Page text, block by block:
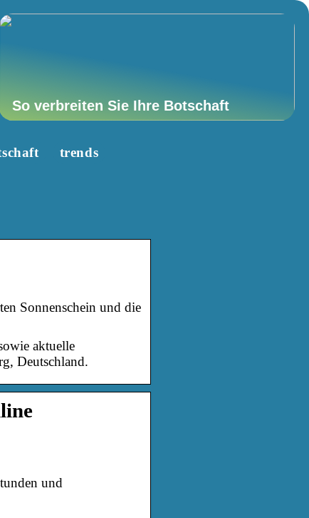
So verbreiten Sie Ihre Botschaft
trends
Sonnenschein und die
aktuelle
Deutschland.
und